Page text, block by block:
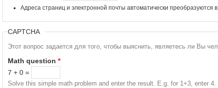
Адреса страниц и электронной почты автоматически преобразуются
CAPTCHA
Этот вопрос задается для того, чтобы выяснить, являетесь ли Вы
Math question *
7 + 0 =
Solve this simple math problem and enter the result. E.g. for 1+3, enter 4.